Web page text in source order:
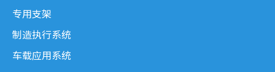
专用支架
制造执行系统
车载应用系统